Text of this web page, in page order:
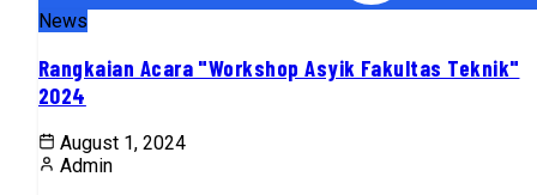
News
Rangkaian Acara "Workshop Asyik Fakultas Teknik"
2024
August 1, 2024
Admin